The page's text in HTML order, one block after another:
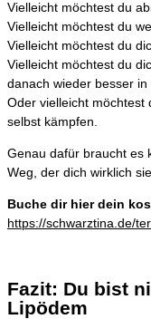
Vielleicht möchtest du
Vielleicht möchtest du
Vielleicht möchtest du
Vielleicht möchtest du
danach wieder besser in
Oder vielleicht möchtest
selbst kämpfen.
Genau dafür braucht es
Weg, der dich wirklich
Buche dir hier dein
https://schwarztina.de/
Fazit: Du bist
Lipödem